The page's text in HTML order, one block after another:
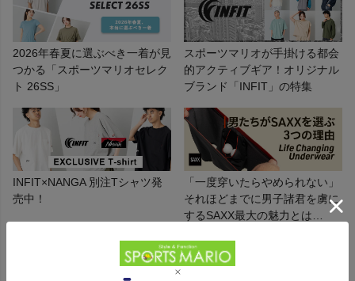
商品レビュー
プロテイン・サプリメントまとめ買い
スタッフコーディネート
スタッフブログ
2026年春夏に選ぶべき一着が見
つかる「スポーツマリオセレク
ト 26SS」
スポーツマリオが手掛ける都会
的アクティブギア！オリジナル
ブランド「INFIT」の特集
INFIT×NANGA 別注Tシャツ発
売中！
「一度穿いたらやめられない」
それほどまでに男子諸君を虜に
するSAXX最大の魅力とは…